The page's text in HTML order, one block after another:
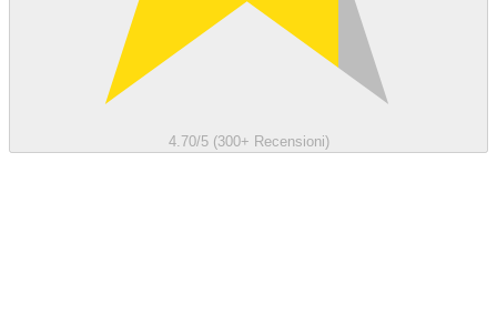
4.70/5 (300+ Recensioni)